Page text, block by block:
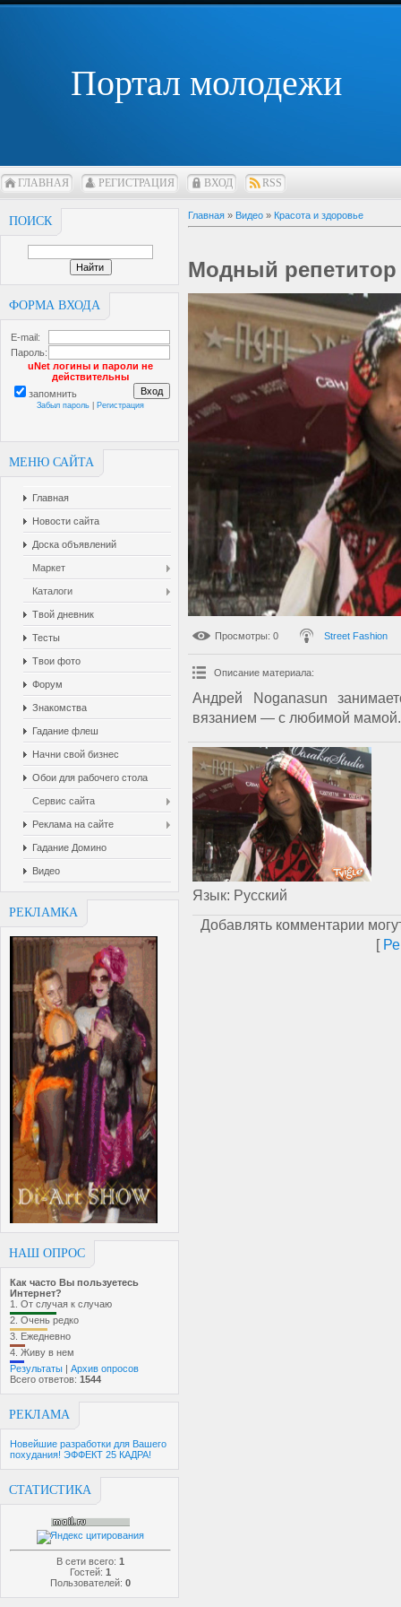
Портал молодежи
ГЛАВНАЯ РЕГИСТРАЦИЯ ВХОД RSS
ПОИСК
ФОРМА ВХОДА
E-mail:
Пароль:
uNet логины и пароли не
действительны
запомнить
Забыл пароль Регистрация
МЕНЮ САЙТА
Главная
Новости сайта
Доска объявлений
Маркет
Каталоги
Твой дневник
Тесты
Твои фото
Форум
Знакомства
Гадание флеш
Начни свой бизнес
Обои для рабочего стола
Сервис сайта
Реклама на сайте
Гадание Домино
Видео
РЕКЛАМКА
НАШ ОПРОС
Как часто Вы пользуетесь
Интернет?
1. От случая к случаю
2. Очень редко
3. Ежедневно
4. Живу в нем
Результаты | Архив опросов
Всего ответов: 1544
РЕКЛАМА
Новейшие разработки для Вашего
похудания! ЭФФЕКТ 25 КАДРА!
СТАТИСТИКА
В сети всего: 1
Гостей: 1
Пользователей: 0
Главная » Видео » Красота и здоровье
Модный репетитор
Просмотры: 0 Street Fashion
Описание материала:
Андрей Noganasun
вязанием — с любимой мамой.
Язык: Русский
Добавлять комментарии
[